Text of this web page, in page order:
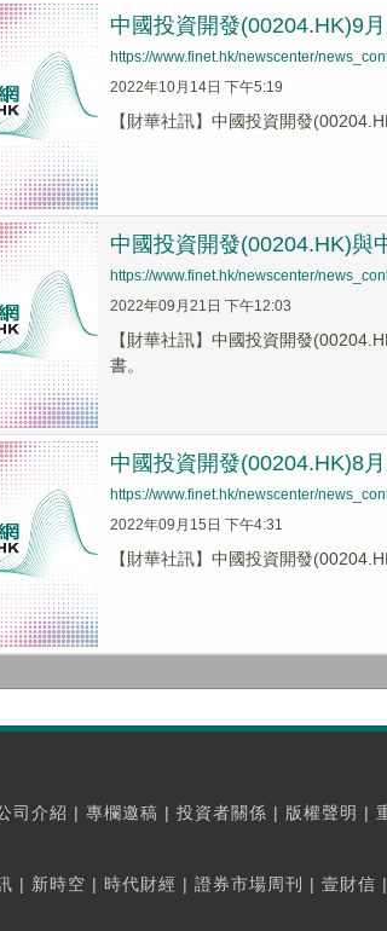
中國投資開發(00204.HK)9
https://www.finet.hk/newscenter/
2022年10月14日 下午5:19
【財華社訊】中國投資開發
中國投資開發(00204.HK)與
https://www.finet.hk/newscenter/
2022年09月21日 下午12:03
【財華社訊】中國投資開發
書。
中國投資開發(00204.HK)8
https://www.finet.hk/newscenter/
2022年09月15日 下午4:31
【財華社訊】中國投資開發
司介紹 | 專欄邀稿 | 投資者關係 | 版權聲明 |
| 新時空 | 時代財經 | 證券市場周刊 | 壹財信 |